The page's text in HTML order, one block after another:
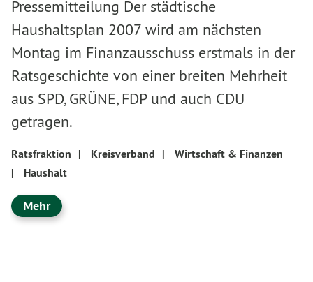
Pressemitteilung Der städtische
Haushaltsplan 2007 wird am nächsten
Montag im Finanzausschuss erstmals in der
Ratsgeschichte von einer breiten Mehrheit
aus SPD, GRÜNE, FDP und auch CDU
getragen.
Ratsfraktion | Kreisverband |
Wirtschaft & Finanzen
|
Haushalt
Mehr